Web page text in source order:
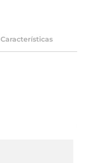
Características